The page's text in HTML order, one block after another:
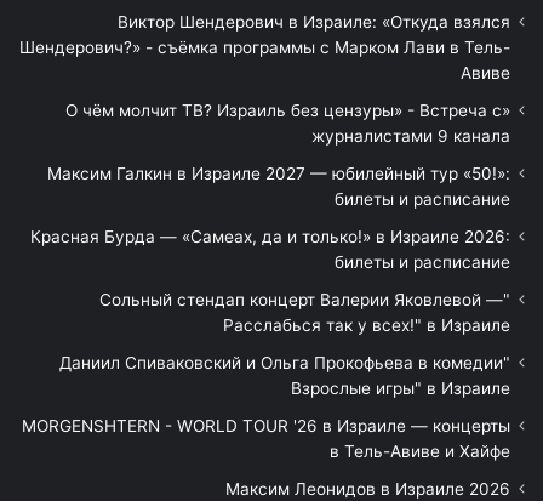
Виктор Шендерович в Израиле: «Откуда взялся
Шендерович?» - съёмка программы с Марком Лави в Тель-
Авиве
«О чём молчит ТВ? Израиль без цензуры» - Встреча с
журналистами 9 канала
Максим Галкин в Израиле 2027 — юбилейный тур «50!»:
билеты и расписание
Красная Бурда — «Самеах, да и только!» в Израиле 2026:
билеты и расписание
"Сольный стендап концерт Валерии Яковлевой —
Расслабься так у всех!" в Израиле
"Даниил Спиваковский и Ольга Прокофьева в комедии
Взрослые игры" в Израиле
MORGENSHTERN - WORLD TOUR '26 в Израиле — концерты
в Тель-Авиве и Хайфе
Максим Леонидов в Израиле 2026